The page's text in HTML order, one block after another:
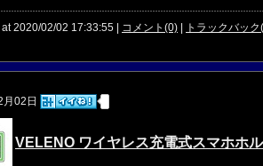
at 2020/02/02 17:33:55 | コメント(0) トラックバッ
02日
VELENO ワイヤレス充電式スマホホ